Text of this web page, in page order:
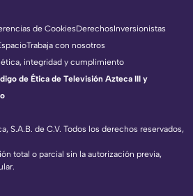
S.A.B. de C.V. Todos los derechos reservados,
total o parcial sin la autorización previa,
de CookiesDerechosInversionistas
Trabaja con nosotros
ética, integridad y cumplimiento
de Ética de Televisión Azteca III y